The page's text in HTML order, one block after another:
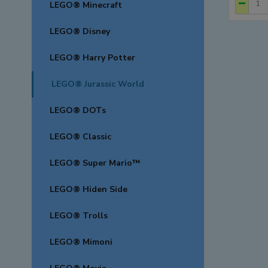
LEGO® Minecraft
LEGO® Disney
LEGO® Harry Potter
LEGO® Jurassic World
LEGO® DOTs
LEGO® Classic
LEGO® Super Mario™
LEGO® Hiden Side
LEGO® Trolls
LEGO® Mimoni